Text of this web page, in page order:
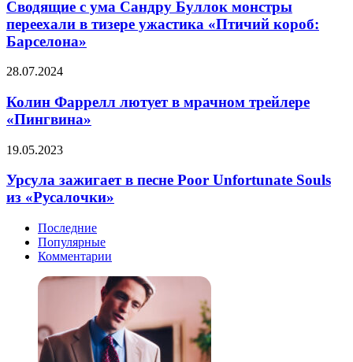
часть
5
ума
Сандру
Буллок
монстры
в
ужастика
«Птичий
Барселона»
Сводящие с ума Сандру Буллок монстры
переехали в тизере ужастика «Птичий короб:
Барселона»
Колин
лютует
в
мрачном
«Пингвина»
28.07.2024
Колин Фаррелл лютует в мрачном трейлере
«Пингвина»
Урсула
в
песне
Poor
Souls
«Русалочки»
19.05.2023
Урсула зажигает в песне Poor Unfortunate Souls
из «Русалочки»
Последние
Популярные
Комментарии